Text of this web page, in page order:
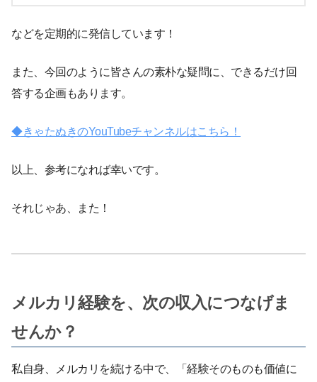
などを定期的に発信しています！
また、今回のように皆さんの素朴な疑問に、できるだけ回
答する企画もあります。
◆きゃたぬきのYouTubeチャンネルはこちら！
以上、参考になれば幸いです。
それじゃあ、また！
メルカリ経験を、次の収入につなげま
せんか？
私自身、メルカリを続ける中で、「経験そのものも価値に